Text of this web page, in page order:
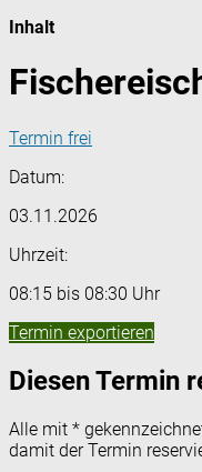
Inhalt
Termin frei
Datum:
03.11.2026
Uhrzeit:
08:15 bis 08:30 Uhr
Termin exportieren
Diesen Termin
Alle mit *
damit der Termin